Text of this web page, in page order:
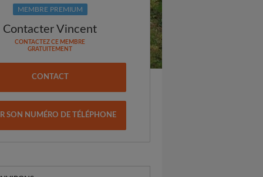
MEMBRE PREMIUM
Contacter Vincent
CONTACTEZ CE MEMBRE
GRATUITEMENT
CONTACT
SON NUMÉRO DE TÉLÉPHONE